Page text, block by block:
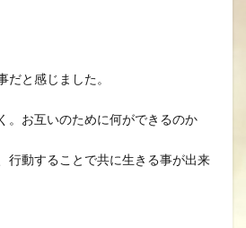
と感じました。
。お互いのために何ができるのか
行動することで共に生きる事が出来